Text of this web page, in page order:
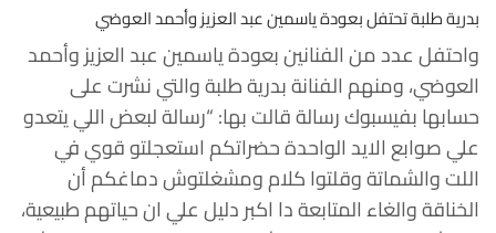
بدرية طلبة تحتفل بعودة ياسمين عبد العزيز وأحمد العوضي
واحتفل عدد من الفنانين بعودة ياسمين عبد العزيز وأحمد
العوضي، ومنهم الفنانة بدرية طلبة والتي نشرت على
حسابها بفيسبوك رسالة قالت بها: “رسالة لبعض اللي يتعدو
علي صوابع الايد الواحدة حضراتكم استعجلتو قوي في
اللت والشماتة وقلتوا كلام ومشغلتوش دماغكم أن
الخناقة والغاء المتابعة دا اكبر دليل علي ان حياتهم طبيعية،